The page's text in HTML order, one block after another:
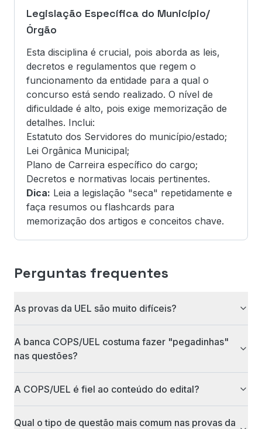
Legislação Específica do Município/
Órgão
Esta disciplina é crucial, pois aborda as leis,
decretos e regulamentos que regem o
funcionamento da entidade para a qual o
concurso está sendo realizado. O nível de
dificuldade é alto, pois exige memorização de
detalhes. Inclui:
Estatuto dos Servidores do município/estado;
Lei Orgânica Municipal;
Plano de Carreira específico do cargo;
Decretos e normativas locais pertinentes.
Dica: Leia a legislação "seca" repetidamente e
faça resumos ou flashcards para
memorização dos artigos e conceitos chave.
Perguntas frequentes
As provas da UEL são muito difíceis?
A banca COPS/UEL costuma fazer "pegadinhas"
nas questões?
A COPS/UEL é fiel ao conteúdo do edital?
Qual o tipo de questão mais comum nas provas da